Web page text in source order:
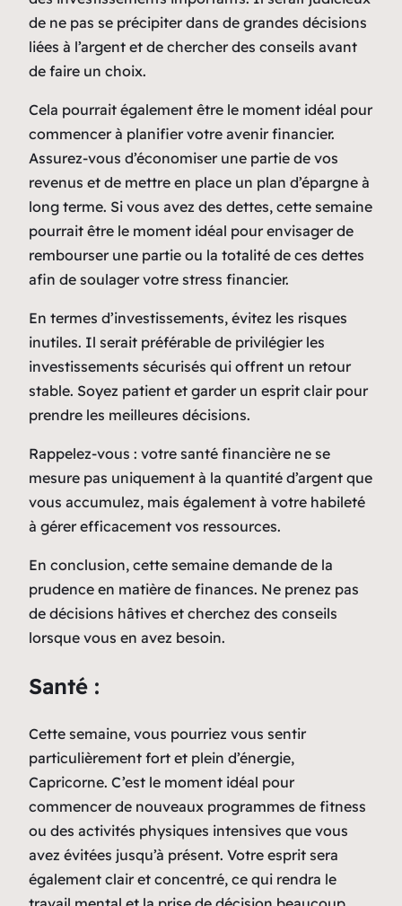
de ne pas se précipiter dans de grandes décisions
liées à l’argent et de chercher des conseils avant
de faire un choix.
Cela pourrait également être le moment idéal pour
commencer à planifier votre avenir financier.
Assurez-vous d’économiser une partie de vos
revenus et de mettre en place un plan d’épargne à
long terme. Si vous avez des dettes, cette semaine
pourrait être le moment idéal pour envisager de
rembourser une partie ou la totalité de ces dettes
afin de soulager votre stress financier.
En termes d’investissements, évitez les risques
inutiles. Il serait préférable de privilégier les
investissements sécurisés qui offrent un retour
stable. Soyez patient et garder un esprit clair pour
prendre les meilleures décisions.
Rappelez-vous : votre santé financière ne se
mesure pas uniquement à la quantité d’argent que
vous accumulez, mais également à votre habileté
à gérer efficacement vos ressources.
En conclusion, cette semaine demande de la
prudence en matière de finances. Ne prenez pas
de décisions hâtives et cherchez des conseils
lorsque vous en avez besoin.
Santé :
Cette semaine, vous pourriez vous sentir
particulièrement fort et plein d’énergie,
Capricorne. C’est le moment idéal pour
commencer de nouveaux programmes de fitness
ou des activités physiques intensives que vous
avez évitées jusqu’à présent. Votre esprit sera
également clair et concentré, ce qui rendra le